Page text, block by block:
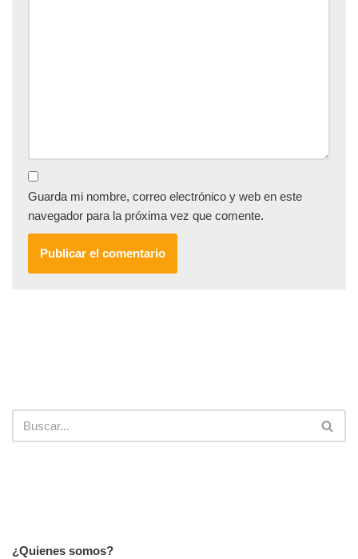
Guarda mi nombre, correo electrónico y web en este
navegador para la próxima vez que comente.
¿Quienes somos?